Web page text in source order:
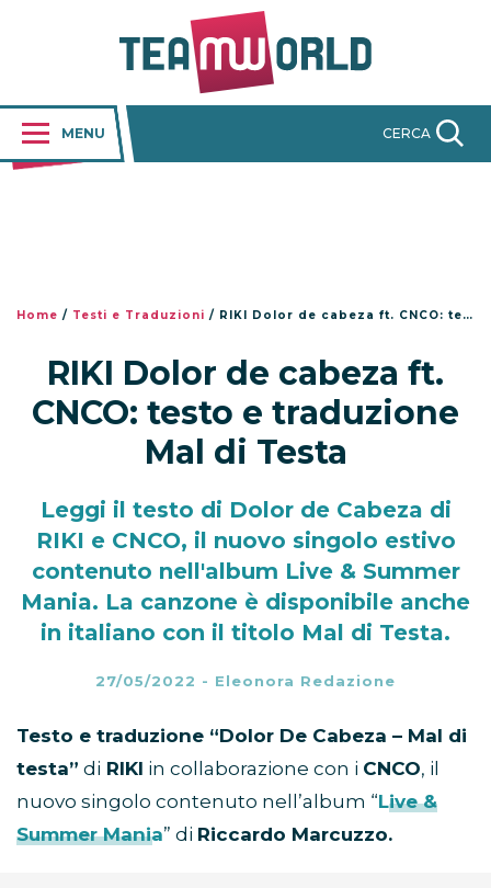
MENU CERCA
Home / Testi e Traduzioni / RIKI Dolor de cabeza ft. CNCO: testo e traduzione Mal di Testa
RIKI Dolor de cabeza ft.
CNCO: testo e traduzione
Mal di Testa
Leggi il testo di Dolor de Cabeza di
RIKI e CNCO, il nuovo singolo estivo
contenuto nell'album Live & Summer
Mania. La canzone è disponibile anche
in italiano con il titolo Mal di Testa.
27/05/2022 - Eleonora Redazione
Testo e traduzione “Dolor De Cabeza – Mal di
testa” di RIKI in collaborazione con i CNCO, il
nuovo singolo contenuto nell’album “Live &
Summer Mania” di Riccardo Marcuzzo.